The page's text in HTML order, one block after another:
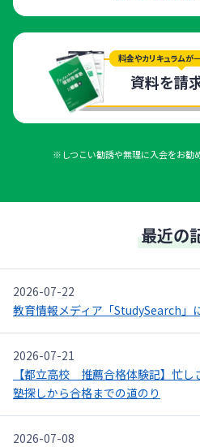
料金やカリキュラムが
資料を請
※しつこい勧誘や無理に入会をお勧
最近の
2026-07-22
教育情報メディア「StudySearch」
2026-07-21
【都立高校 推薦合格体験記】忙
塾探しから合格までの道のり
2026-07-08